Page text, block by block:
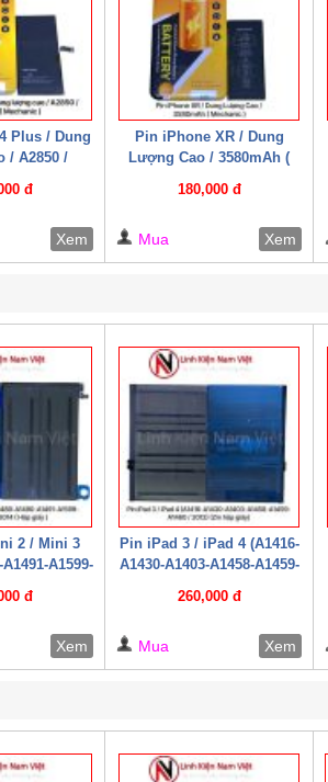
Plus / Dung
/ A2850 /
đ
Xem
Pin iPhone XR / Dung
Lượng Cao / 3580mAh (
180,000 đ
Mua Xem
2 / Mini 3
A1599-
)
đ
Xem
Pin iPad 3 / iPad 4 (A1416-
A1430-A1403-A1458-A1459-
giấy)
260,000 đ
Mua Xem